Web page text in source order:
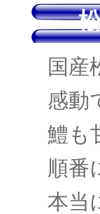
松茸
国産
感動
鱧も
順番
本当